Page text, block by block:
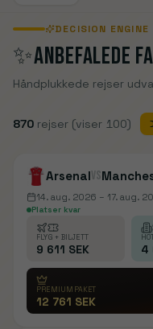
DECISION ENGINE
✨ANBEFALEDE
Håndplukkede rejser
870 rejser (viser 100)
Arsenalvs
14. aug. 2026 – 17. aug.
Platser kvar
FLYG + BILJETT
9 611 SEK 4
PREMIUMPAKET
12 761 SEK